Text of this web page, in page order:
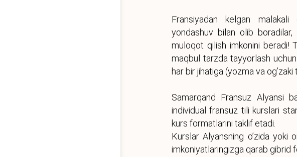
Fransiyadan kelgan
yondashuv bilan olib
muloqot qilish imkonini beradi!
maqbul tarzda tayyorlash uchun
har bir jihatiga (yozma va
Samarqand Fransuz Alyansi
individual fransuz tili kurslari
kurs formatlarini taklif etadi.
Kurslar Alyansning o’zida
imkoniyatlaringizga qarab gibrid